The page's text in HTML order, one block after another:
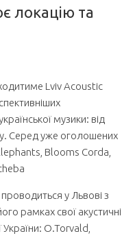
локацію та
Lviv Acoustic
музики: від
Серед уже оголошених
Blooms Corda,
у Львові з
рамках свої акустичні
O.Torvald,